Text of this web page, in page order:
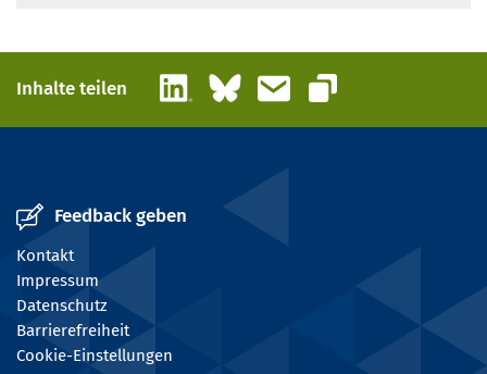
Inhalte teilen LinkedInBlueskyE-Mail
Link kopieren
Feedback geben
Kontakt
Impressum
Datenschutz
Barrierefreiheit
Cookie-Einstellungen